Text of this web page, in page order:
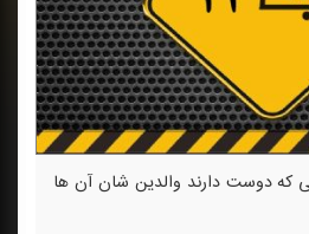
كه دوست دارند والدین شان آن ها